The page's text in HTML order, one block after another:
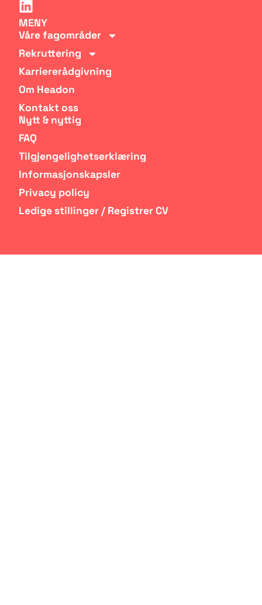
MENY
Våre fagområder
Rekruttering
Karriererådgivning
Om Headon
Kontakt oss
Nytt & nyttig
FAQ
Tilgjengelighetserklæring
Informasjonskapsler
Privacy policy
Ledige stillinger / Registrer CV